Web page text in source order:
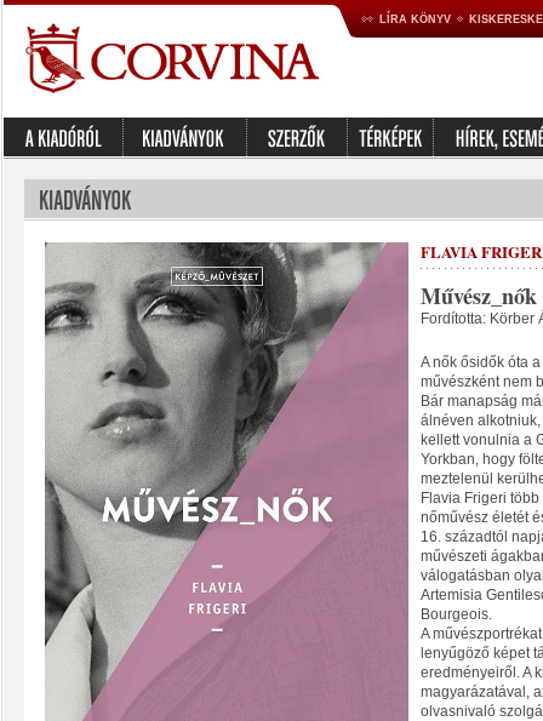
LÍRA KÖNYV
FLAVIA
Művész_nők
Fordította: Körber
A nők ősidők óta
művészként nem
Bár manapság
álnéven
kellett vonulnia a
Yorkban, hogy
meztelenül
Flavia Frigeri
nőművész életét
16. századtól
művészeti
válogatásban
Artemisia
Bourgeois.
A
lenyűgöző képet
eredményeiről. A
magyarázatával,
olvasnivaló